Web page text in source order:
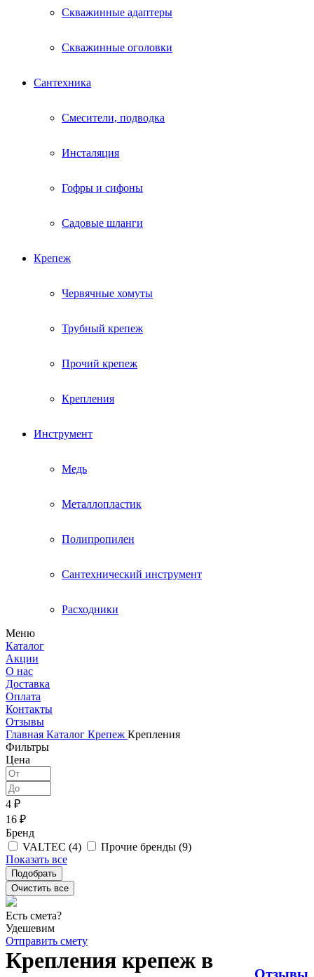
Скважинные адаптеры
Скважинные оголовки
Сантехника
Смесители, подводка
Инсталяция
Гофры и сифоны
Садовые шланги
Крепеж
Червячные хомуты
Трубный крепеж
Прочий крепеж
Крепления
Инструмент
Медь
Металлопластик
Полипропилен
Сантехнический инструмент
Расходники
Меню
Каталог
Акции
О нас
Доставка
Оплата
Контакты
Отзывы
Главная Каталог Крепеж Крепления
Фильтры
Цена
4 ₽
16 ₽
Бренд
VALTEC (4) Прочие бренды (9)
Показать все
Есть смета?
Удешевим
Отправить смету
Крепления крепеж в
Отзывы